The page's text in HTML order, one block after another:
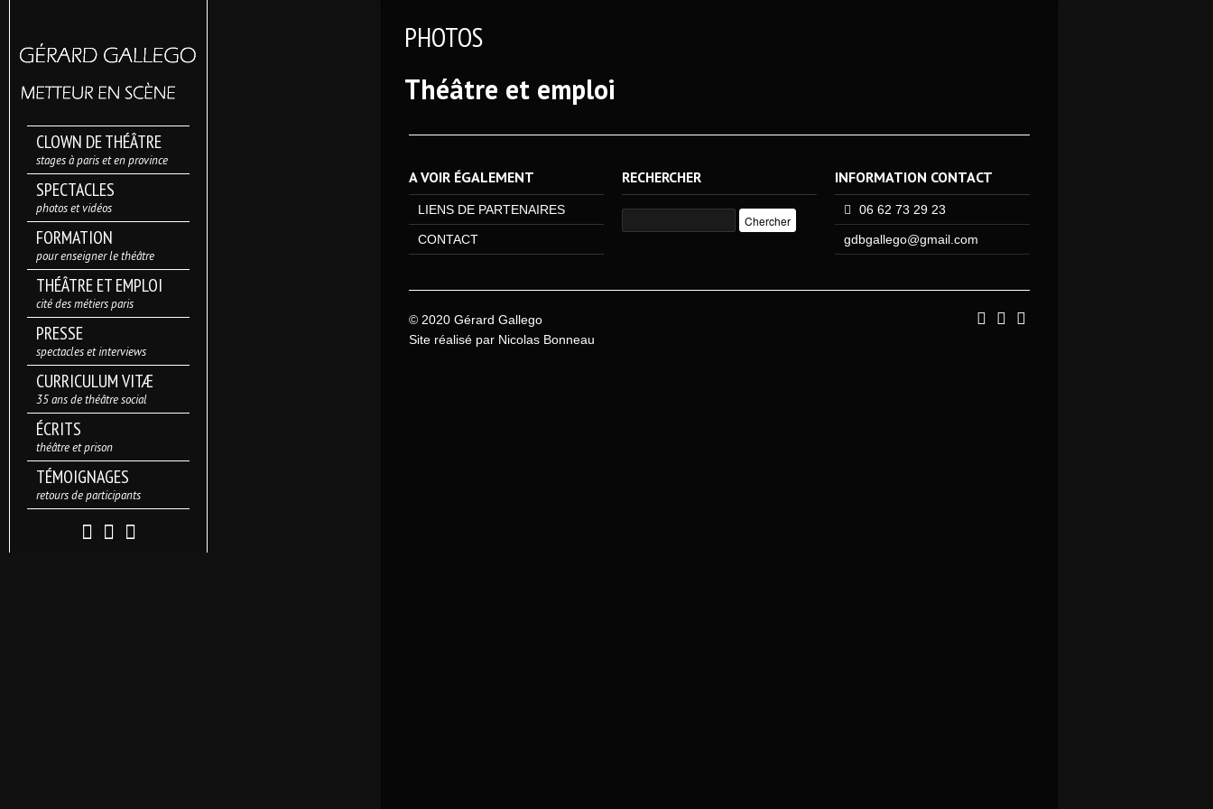
CLOWN DE THÉÂTRE
stages à paris et en province
SPECTACLES
photos et vidéos
FORMATION
pour enseigner le théâtre
THÉÂTRE ET EMPLOI
cité des métiers paris
PRESSE
spectacles et interviews
CURRICULUM VITÆ
35 ans de théâtre social
ÉCRITS
théâtre et prison
TÉMOIGNAGES
retours de participants
PHOTOS
Théâtre et emploi
A VOIR ÉGALEMENT
LIENS DE PARTENAIRES
CONTACT
RECHERCHER INFORMATION CONTACT
06 62 73 29 23
gdbgallego@gmail.com
© 2020 Gérard Gallego
Site réalisé par Nicolas Bonneau